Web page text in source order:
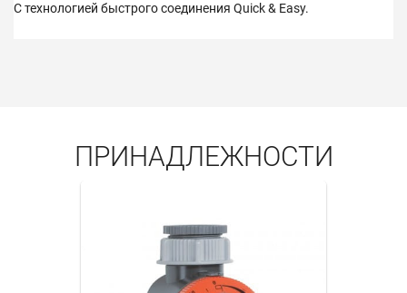
С технологией быстрого соединения Quick & Easy.
ПРИНАДЛЕЖНОСТИ